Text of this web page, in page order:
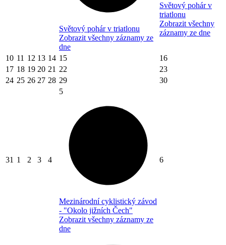
Světový pohár v triatlonu
Zobrazit všechny záznamy ze
dne
Světový pohár v
triatlonu
Zobrazit všechny
záznamy ze dne
10 11 12 13 14 15
16
17 18 19 20 21 22
23
24 25 26 27 28 29 30
31 1 2 3 4
5
Mezinárodní cyklistický závod
- "Okolo jižních Čech"
Zobrazit všechny záznamy ze
dne
6